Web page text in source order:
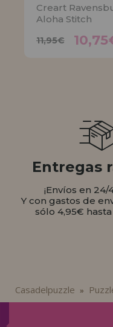
Creart
Aloha Stitch
11,95€
Entregas
¡Envíos en 24/
Y con gastos de
sólo 4,95€
Casadelpuzzle »